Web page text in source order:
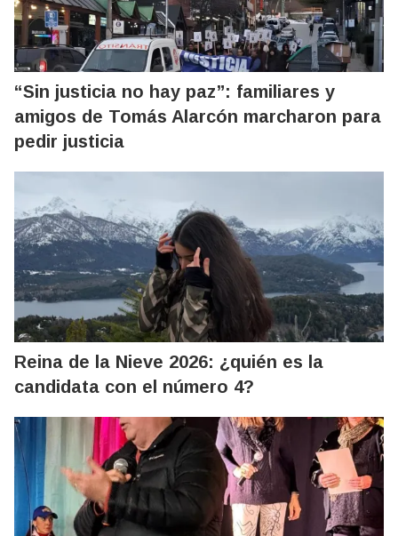
“Sin justicia no hay paz”: familiares y
amigos de Tomás Alarcón marcharon para
pedir justicia
Reina de la Nieve 2026: ¿quién es la
candidata con el número 4?